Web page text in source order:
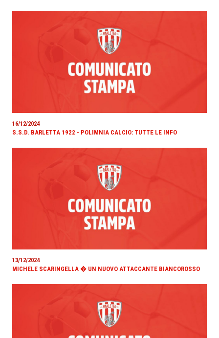
16/12/2024
S.S.D. BARLETTA 1922 - POLIMNIA CALCIO: TUTTE LE INFO
13/12/2024
MICHELE SCARINGELLA � UN NUOVO ATTACCANTE BIANCOROSSO